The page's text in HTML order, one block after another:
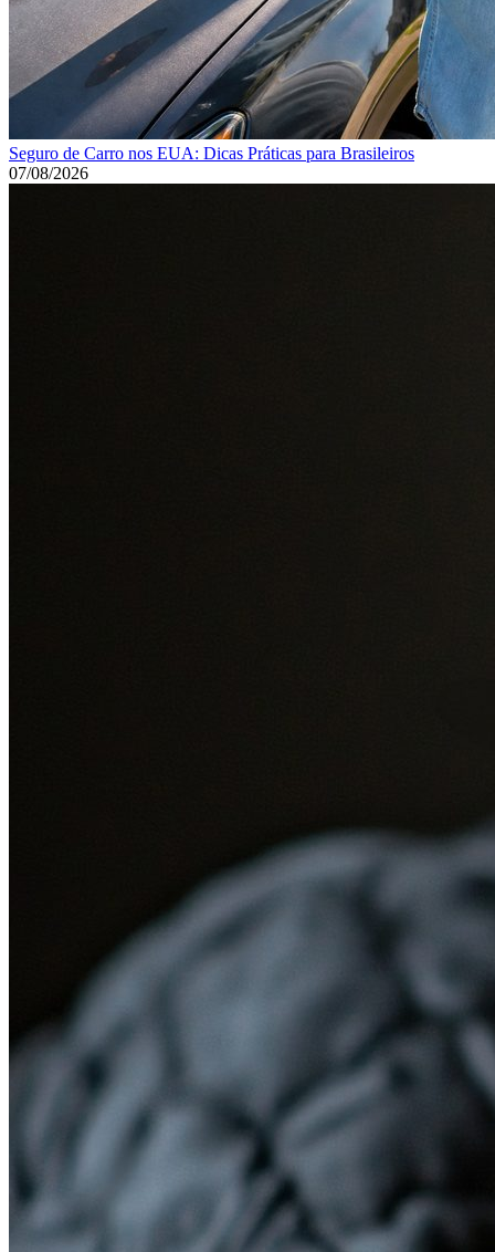
Seguro de Carro nos EUA: Dicas Práticas para Brasileiros
07/08/2026